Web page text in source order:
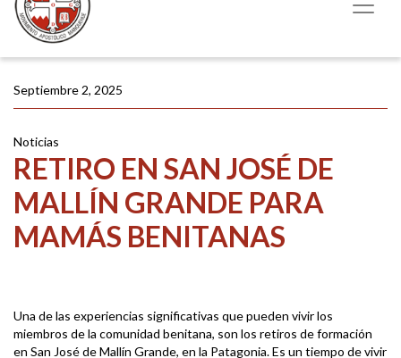
Septiembre 2, 2025
Noticias
RETIRO EN SAN JOSÉ DE
MALLÍN GRANDE PARA
MAMÁS BENITANAS
Una de las experiencias significativas que pueden vivir los
miembros de la comunidad benitana, son los retiros de formación
en San José de Mallín Grande, en la Patagonia. Es un tiempo de vivir